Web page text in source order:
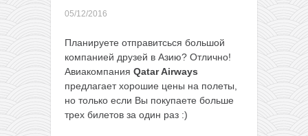
05/12/2016
Планируете отправитсься большой
компанией друзей в Азию? Отлично!
Авиакомпания Qatar Airways
предлагает хорошие цены на полеты,
но только если Вы покупаете больше
трех билетов за один раз :)